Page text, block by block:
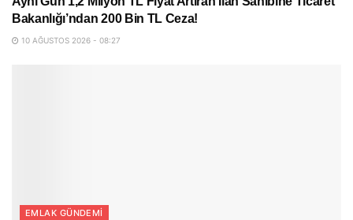
Bakanlığı’ndan 200 Bin TL Ceza!
10 AĞUSTOS 2026 - 08:27
EMLAK GÜNDEMI